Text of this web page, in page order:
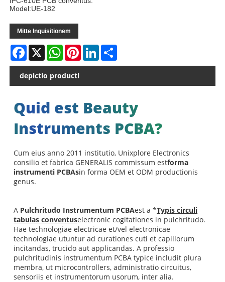
Model:UE-182
Mitte Inquisitionem
Facebook
X WhatsAppPinterestLinkedInShare
depictio producti
Quid est Beauty
Instruments PCBA?
Cum eius anno 2011 institutio, Unixplore Electronics
consilio et fabrica GENERALIS commissum estforma
instrumenti PCBAsin forma OEM et ODM productionis
genus.
A Pulchritudo Instrumentum PCBAest a *Typis circuli
tabulas conventuselectronic cogitationes in pulchritudo.
Hae technologiae electricae et/vel electronicae
technologiae utuntur ad curationes cuti et capillorum
incitandas, trucido aut applicandas. A professio
pulchritudinis instrumentum PCBA typice includit plura
membra, ut microcontrollers, administratio circuitus,
sensoriis et instrumentorum usorum, inter alia.